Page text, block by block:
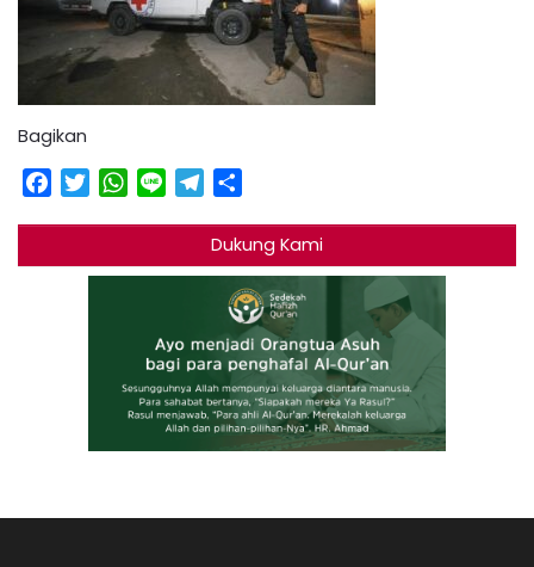
Bagikan
Facebook
TwitterWhatsApp
Line Telegram
Dukung Kami